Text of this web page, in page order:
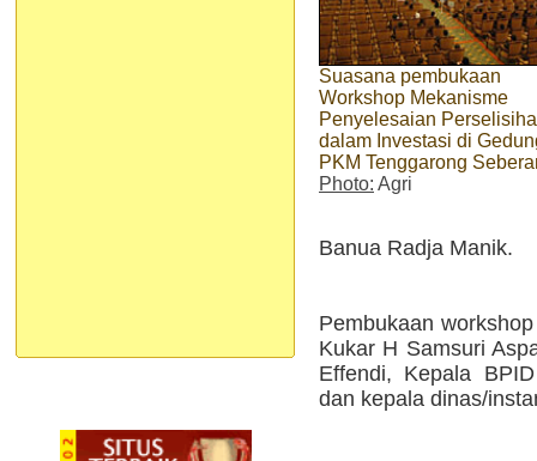
Suasana pembukaan
Workshop Mekanisme
Penyelesaian
dalam Investasi di
PKM Tenggarong
Photo: Agri
Banua Radja Manik.
Pembukaan
Kukar H Samsuri
Effendi, Kepala
dan kepala dinas/